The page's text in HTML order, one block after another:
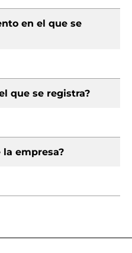
en el que se
que se registra?
la empresa?